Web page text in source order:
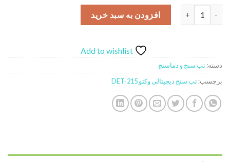
تب سنج دیجیتالی وکتو مدل DET-215 عددافزودن به سبد خرید
Add to wishlist
دسته:تب سنج و دماسنج
برچسب:تب سنج دیجیتالی وکتو DET-215